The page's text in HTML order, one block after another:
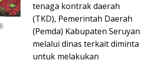
tenaga kontrak daerah
(TKD), Pemerintah Daerah
(Pemda) Kabupaten Seruyan
melalui dinas terkait diminta
untuk melakukan